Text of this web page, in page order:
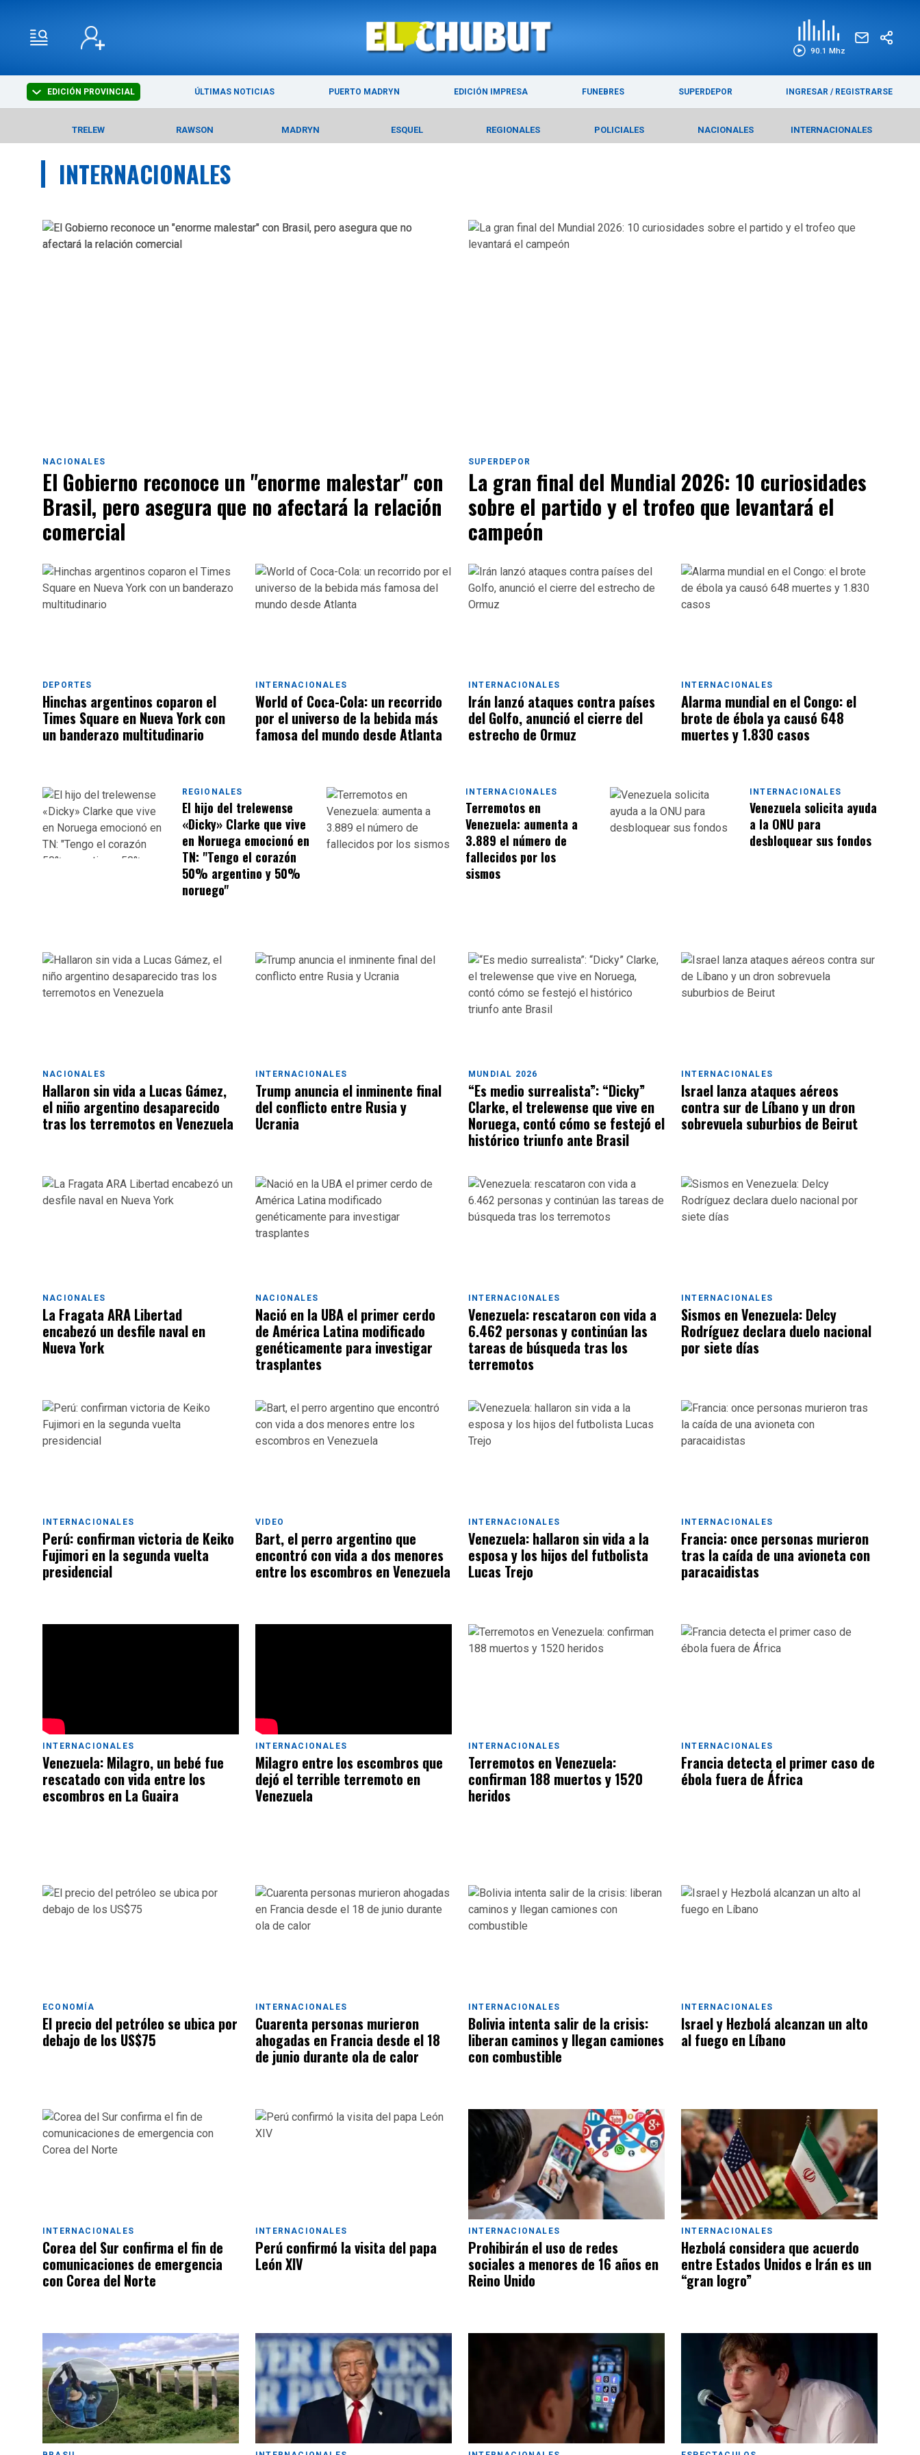
90.1 Mhz
EDICIÓN PROVINCIAL ÚLTIMAS NOTICIAS PUERTO MADRYN EDICIÓN IMPRESA FUNEBRES SUPERDEPOR INGRESAR / REGISTRARSE
ÚLTIMAS NOTICIAS PUERTO MADRYN
TRELEW RAWSON MADRYN ESQUEL REGIONALES POLICIALES NACIONALES INTERNACIONALES
INTERNACIONALES
NACIONALES
El Gobierno reconoce un "enorme malestar" con
Brasil, pero asegura que no afectará la relación
comercial
SUPERDEPOR
La gran final del Mundial 2026: 10 curiosidades
sobre el partido y el trofeo que levantará el
campeón
DEPORTES
Hinchas argentinos coparon el
Times Square en Nueva York con
un banderazo multitudinario
INTERNACIONALES
World of Coca-Cola: un recorrido
por el universo de la bebida más
famosa del mundo desde Atlanta
INTERNACIONALES
Irán lanzó ataques contra países
del Golfo, anunció el cierre del
estrecho de Ormuz
INTERNACIONALES
Alarma mundial en el Congo: el
brote de ébola ya causó 648
muertes y 1.830 casos
REGIONALES
El hijo del trelewense
«Dicky» Clarke que vive
en Noruega emocionó en
TN: "Tengo el corazón
50% argentino y 50%
noruego"
INTERNACIONALES
Terremotos en
Venezuela: aumenta a
3.889 el número de
fallecidos por los
sismos
INTERNACIONALES
Venezuela solicita ayuda
a la ONU para
desbloquear sus fondos
NACIONALES
Hallaron sin vida a Lucas Gámez,
el niño argentino desaparecido
tras los terremotos en Venezuela
INTERNACIONALES
Trump anuncia el inminente final
del conflicto entre Rusia y
Ucrania
MUNDIAL 2026
“Es medio surrealista”: “Dicky”
Clarke, el trelewense que vive en
Noruega, contó cómo se festejó el
histórico triunfo ante Brasil
INTERNACIONALES
Israel lanza ataques aéreos
contra sur de Líbano y un dron
sobrevuela suburbios de Beirut
NACIONALES
La Fragata ARA Libertad
encabezó un desfile naval en
Nueva York
NACIONALES
Nació en la UBA el primer cerdo
de América Latina modificado
genéticamente para investigar
trasplantes
INTERNACIONALES
Venezuela: rescataron con vida a
6.462 personas y continúan las
tareas de búsqueda tras los
terremotos
INTERNACIONALES
Sismos en Venezuela: Delcy
Rodríguez declara duelo nacional
por siete días
INTERNACIONALES
Perú: confirman victoria de Keiko
Fujimori en la segunda vuelta
presidencial
VIDEO
Bart, el perro argentino que
encontró con vida a dos menores
entre los escombros en Venezuela
INTERNACIONALES
Venezuela: hallaron sin vida a la
esposa y los hijos del futbolista
Lucas Trejo
INTERNACIONALES
Francia: once personas murieron
tras la caída de una avioneta con
paracaidistas
INTERNACIONALES
Venezuela: Milagro, un bebé fue
rescatado con vida entre los
escombros en La Guaira
INTERNACIONALES
Milagro entre los escombros que
dejó el terrible terremoto en
Venezuela
INTERNACIONALES
Terremotos en Venezuela:
confirman 188 muertos y 1520
heridos
INTERNACIONALES
Francia detecta el primer caso de
ébola fuera de África
ECONOMÍA
El precio del petróleo se ubica por
debajo de los US$75
INTERNACIONALES
Cuarenta personas murieron
ahogadas en Francia desde el 18
de junio durante ola de calor
INTERNACIONALES
Bolivia intenta salir de la crisis:
liberan caminos y llegan camiones
con combustible
INTERNACIONALES
Israel y Hezbolá alcanzan un alto
al fuego en Líbano
INTERNACIONALES
Corea del Sur confirma el fin de
comunicaciones de emergencia
con Corea del Norte
INTERNACIONALES
Perú confirmó la visita del papa
León XIV
INTERNACIONALES
Prohibirán el uso de redes
sociales a menores de 16 años en
Reino Unido
INTERNACIONALES
Hezbolá considera que acuerdo
entre Estados Unidos e Irán es un
“gran logro”